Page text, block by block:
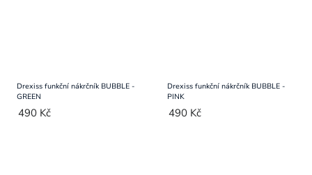
Drexiss funkční nákrčník BUBBLE -
GREEN
490 Kč
Drexiss funkční nákrčník BUBBLE -
PINK
490 Kč